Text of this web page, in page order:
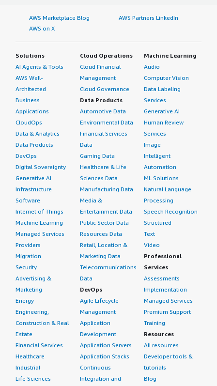
AWS Marketplace Blog
AWS Partners LinkedIn
AWS on X
Solutions
AI Agents & Tools
AWS Well-
Architected
Business
Applications
CloudOps
Data & Analytics
Data Products
DevOps
Digital Sovereignty
Generative AI
Infrastructure
Software
Internet of Things
Machine Learning
Managed Services
Providers
Migration
Security
Advertising &
Marketing
Energy
Engineering,
Construction & Real
Estate
Financial Services
Healthcare
Industrial
Life Sciences
Cloud Operations
Cloud Financial
Management
Cloud Governance
Data Products
Automotive Data
Environmental Data
Financial Services
Data
Gaming Data
Healthcare & Life
Sciences Data
Manufacturing Data
Media &
Entertainment Data
Public Sector Data
Resources Data
Retail, Location &
Marketing Data
Telecommunications
Data
DevOps
Agile Lifecycle
Management
Application
Development
Application Servers
Application Stacks
Continuous
Integration and
Machine Learning
Audio
Computer Vision
Data Labeling
Services
Generative AI
Human Review
Services
Image
Intelligent
Automation
ML Solutions
Natural Language
Processing
Speech Recognition
Structured
Text
Video
Professional
Services
Assessments
Implementation
Managed Services
Premium Support
Training
Resources
All resources
Developer tools &
tutorials
Blog